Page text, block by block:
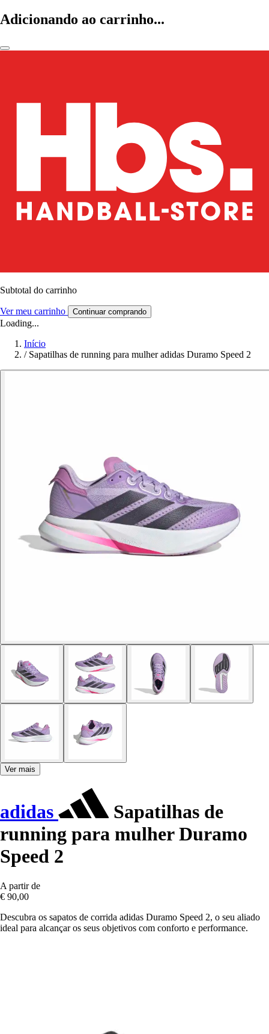
Adicionando ao carrinho...
Subtotal do carrinho
Ver meu carrinho Continuar comprando
Loading...
Início
/ Sapatilhas de running para mulher adidas Duramo Speed 2
Ver mais
adidas
Sapatilhas de
running para mulher Duramo
Speed 2
A partir de
€ 90,00
Descubra os sapatos de corrida adidas Duramo Speed 2, o seu aliado
ideal para alcançar os seus objetivos com conforto e performance.